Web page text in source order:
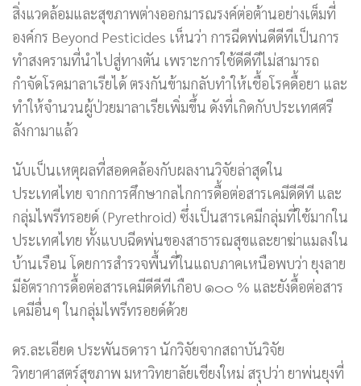
สิ่งแวดล้อมและสุขภาพต่างออกมารณรงค์ต่อต้านอย่างเต็มที่
องค์กร Beyond Pesticides เห็นว่า การฉีดพ่นดีดีทีเป็นการ
ทำสงครามที่นำไปสู่ทางตัน เพราะการใช้ดีดีทีไม่สามารถ
กำจัดโรคมาลาเรียได้ ตรงกันข้ามกลับทำให้เชื้อโรคดื้อยา และ
ทำให้จำนวนผู้ป่วยมาลาเรียเพิ่มขึ้น ดังที่เกิดกับประเทศศรี
ลังกามาแล้ว
นับเป็นเหตุผลที่สอดคล้องกับผลงานวิจัยล่าสุดใน
ประเทศไทย จากการศึกษากลไกการดื้อต่อสารเคมีดีดีที และ
กลุ่มไพรีทรอยด์ (Pyrethroid) ซึ่งเป็นสารเคมีกลุ่มที่ใช้มากใน
ประเทศไทย ทั้งแบบฉีดพ่นของสาธารณสุขและยาฆ่าแมลงใน
บ้านเรือน โดยการสำรวจพื้นที่ในแถบภาคเหนือพบว่า ยุงลาย
มีอัตราการดื้อต่อสารเคมีดีดีทีเกือบ ๑๐๐ % และยังดื้อต่อสาร
เคมีอื่นๆ ในกลุ่มไพรีทรอยด์ด้วย
ดร.ละเอียด ประพันธดารา นักวิจัยจากสถาบันวิจัย
วิทยาศาสตร์สุขภาพ มหาวิทยาลัยเชียงใหม่ สรุปว่า ยาพ่นยุงที่